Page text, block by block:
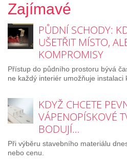
Zajímavé
PŮDNÍ SCHODY:
UŠETŘIT MÍSTO,
KOMPROMISY
Přístup do půdního prostoru bývá
ne každý interiér umožňuje instalaci
KDYŽ CHCETE
VÁPENOPÍSKOVÉ
BODUJÍ…
Při výběru stavebního materiálu
nebo cenu.